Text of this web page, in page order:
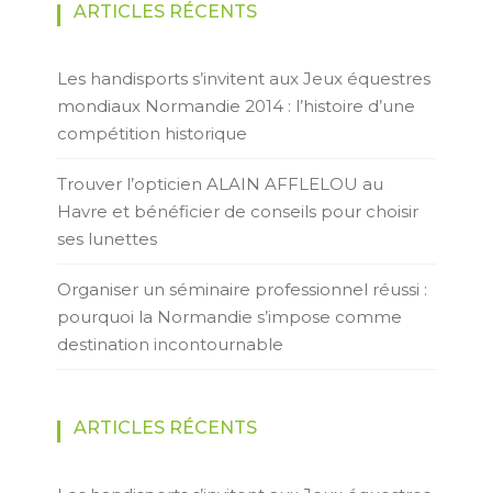
ARTICLES RÉCENTS
Les handisports s’invitent aux Jeux équestres
mondiaux Normandie 2014 : l’histoire d’une
compétition historique
Trouver l’opticien ALAIN AFFLELOU au
Havre et bénéficier de conseils pour choisir
ses lunettes
Organiser un séminaire professionnel réussi :
pourquoi la Normandie s’impose comme
destination incontournable
ARTICLES RÉCENTS